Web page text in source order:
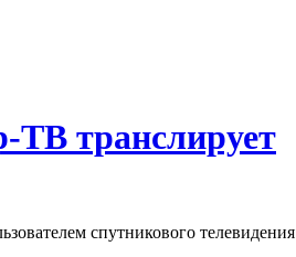
ТВ транслирует
спутникового телевидения